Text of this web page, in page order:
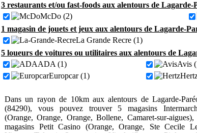
3 restaurants et/ou fast-foods aux alentours de Lagarde-
McDo (2)
1 magasin de jouets et jeux aux alentours de Lagarde-
La Grande Recre (1)
5 loueurs de voitures ou utilitaires aux alentours de
ADA (1)
Avis
Europcar (1)
Dans un rayon de 10km aux alentours de Lagarde-
(84290), vous pouvez trouver 5 magasins
(Orange, Orange, Orange, Bollene, Camaret-sur-aigues),
magasins Petit Casino (Orange, Orange, Ste Cecile